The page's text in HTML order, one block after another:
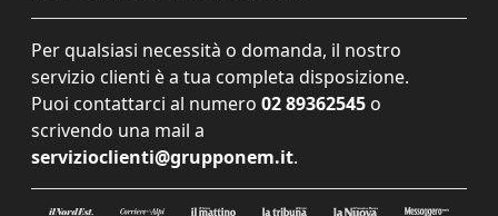
Per qualsiasi necessità o domanda, il nostro
servizio clienti è a tua completa disposizione.
Puoi contattarci al numero 02 89362545 o
scrivendo una mail a
servizioclienti@grupponem.it.